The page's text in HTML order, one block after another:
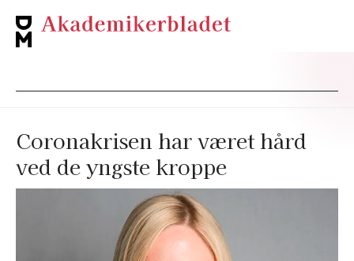
Coronakrisen har været hård
ved de yngste kroppe